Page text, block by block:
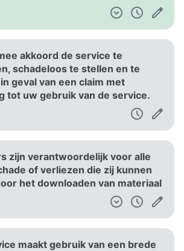
akkoord de service te
schadeloos te stellen en te
geval van een claim met
tot uw gebruik van de service.
zijn verantwoordelijk voor alle
of verliezen die zij kunnen
het downloaden van materiaal
maakt gebruik van een brede